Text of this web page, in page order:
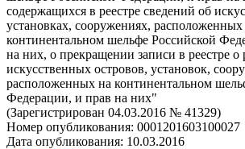
содержащихся в реестре сведений об
установках, сооружениях, расположенных
континентальном шельфе Российской
на них, о прекращении записи в реестре о
искусственных островов, установок,
расположенных на континентальном
Федерации, и прав на них"
(Зарегистрирован 04.03.2016 № 41329)
Номер опубликования: 0001201603100027
Дата опубликования: 10.03.2016